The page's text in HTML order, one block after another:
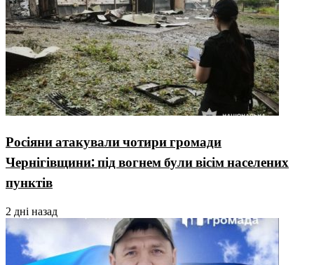
Росіяни атакували чотири громади
Чернігівщини: під вогнем були вісім населених
пунктів
2 дні назад